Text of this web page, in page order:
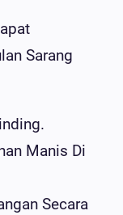
Sarang
Manis Di
Secara